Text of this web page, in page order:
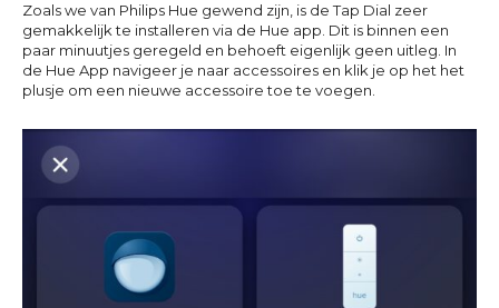
Zoals we van Philips Hue gewend zijn, is de Tap Dial zeer
gemakkelijk te installeren via de Hue app. Dit is binnen een
paar minuutjes geregeld en behoeft eigenlijk geen uitleg. In
de Hue App navigeer je naar accessoires en klik je op het het
plusje om een nieuwe accessoire toe te voegen.